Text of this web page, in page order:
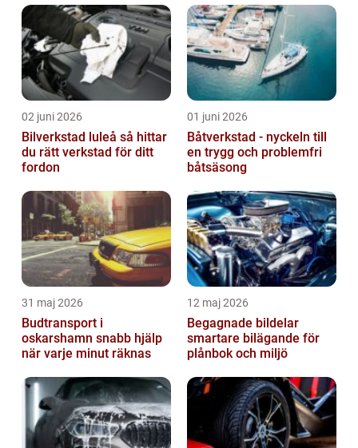
02 juni 2026
Bilverkstad luleå så hittar
du rätt verkstad för ditt
fordon
01 juni 2026
Båtverkstad - nyckeln till
en trygg och problemfri
båtsäsong
31 maj 2026
Budtransport i
oskarshamn snabb hjälp
när varje minut räknas
12 maj 2026
Begagnade bildelar
smartare bilägande för
plånbok och miljö